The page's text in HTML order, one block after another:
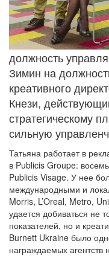
должность
Зимин на
креативного
Кнези,
стратегическому
сильную
Татьяна работает в
в Publicis Groupe:
Publicis Visage. У нее
международными и
Morris, L’Oreal, Metro,
удается добиваться не
показателей, но и
Burnett Ukraine было
награждаемых агентств